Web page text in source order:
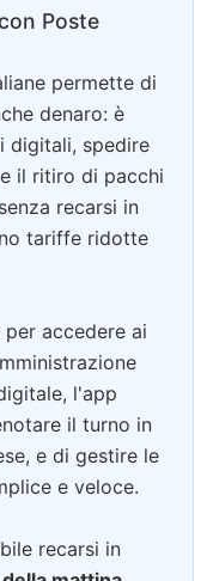
Poste
permette di
denaro: è
digitali, spedire
il ritiro di pacchi
recarsi in
tariffe ridotte
accedere ai
l'app
il turno in
e di gestire le
e veloce.
recarsi in